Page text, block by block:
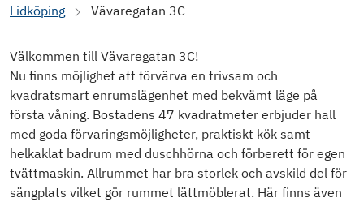
Lidköping
Vävaregatan 3C
Välkommen till Vävaregatan 3C!
Nu finns möjlighet att förvärva en trivsam och
kvadratsmart enrumslägenhet med bekvämt läge på
första våning. Bostadens 47 kvadratmeter erbjuder hall
med goda förvaringsmöjligheter, praktiskt kök samt
helkaklat badrum med duschhörna och förberett för egen
tvättmaskin. Allrummet har bra storlek och avskild del för
sängplats vilket gör rummet lättmöblerat. Här finns även